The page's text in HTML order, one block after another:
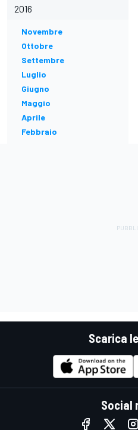
2016
Novembre
Ottobre
Settembre
Luglio
Giugno
Maggio
Aprile
Febbraio
Scarica
Social